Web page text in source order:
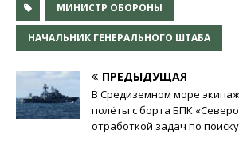
МИНИСТР ОБОРОНЫ
НАЧАЛЬНИК ГЕНЕРАЛЬНОГО ШТАБА
ПРЕДЫДУЩАЯ
В Средиземном море
полёты с борта БПК
отработкой задач по